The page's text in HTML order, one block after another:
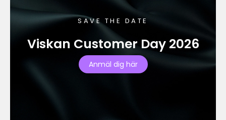
SAVE THE DATE
Viskan Customer Day 2026
Anmäl dig här